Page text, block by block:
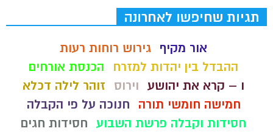
תגיות שחיפשו לאחרונה
אור מקיף גירוש רוחות רעות
ההבדל בין יהדות למזרח
הכנסת אורחים
ו – קרא את יהושע וירוס
זוהר לילה דכלא
חמישה חומשי תורה
חנוכה על פי הקבלה
חסידות וקבלה פרשת השבוע חסידות חגים